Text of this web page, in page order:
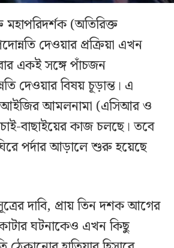
(অতিরিক্ত
দেওয়ার প্রক্রিয়া এখন
একই সঙ্গে পাঁচজন
দেওয়ার বিষয় চূড়ান্ত। এ
আমলনামা (এসিআর ও
বাছাইয়ের কাজ চলছে। তবে
পর্দার আড়ালে শুরু হয়েছে
দাবি, প্রায় তিন দশক আগের
ঘটনাকেও এখন কিছু